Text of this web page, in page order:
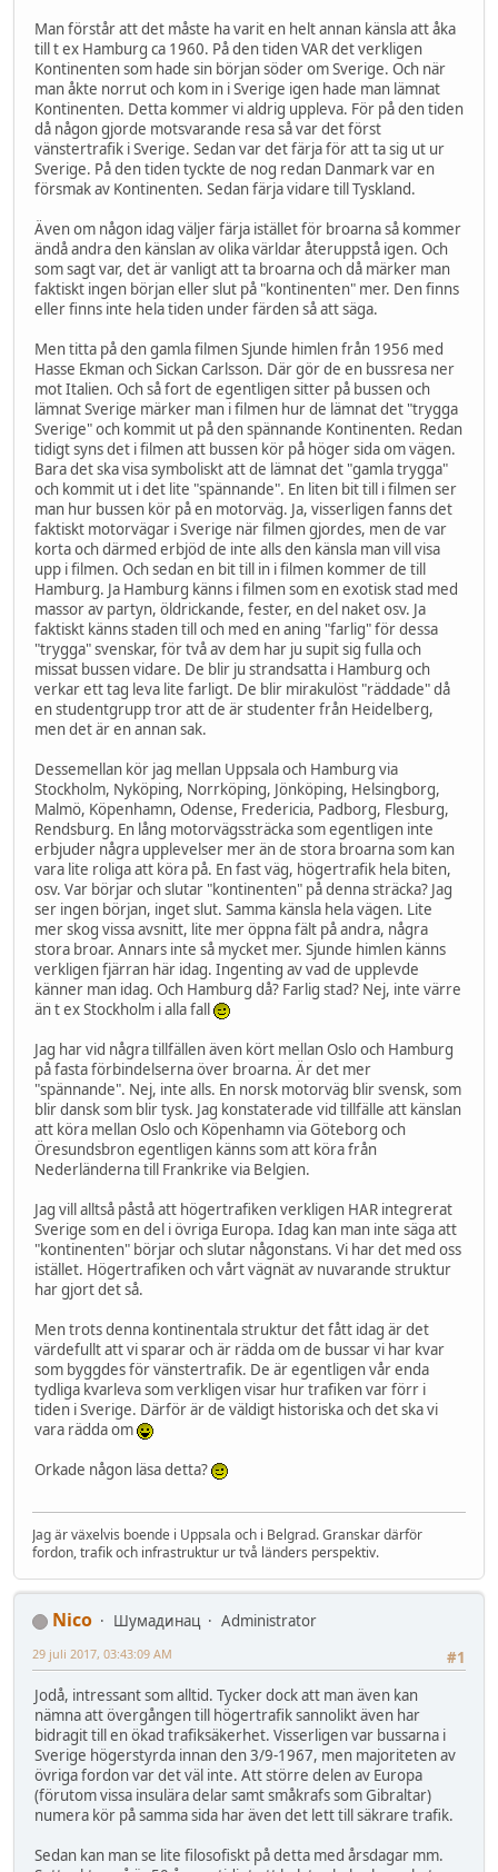
Man förstår att det måste ha varit en helt annan känsla att åka
till t ex Hamburg ca 1960. På den tiden VAR det verkligen
Kontinenten som hade sin början söder om Sverige. Och när
man åkte norrut och kom in i Sverige igen hade man lämnat
Kontinenten. Detta kommer vi aldrig uppleva. För på den tiden
då någon gjorde motsvarande resa så var det först
vänstertrafik i Sverige. Sedan var det färja för att ta sig ut ur
Sverige. På den tiden tyckte de nog redan Danmark var en
försmak av Kontinenten. Sedan färja vidare till Tyskland.
Även om någon idag väljer färja istället för broarna så kommer
ändå andra den känslan av olika världar återuppstå igen. Och
som sagt var, det är vanligt att ta broarna och då märker man
faktiskt ingen början eller slut på "kontinenten" mer. Den finns
eller finns inte hela tiden under färden så att säga.
Men titta på den gamla filmen Sjunde himlen från 1956 med
Hasse Ekman och Sickan Carlsson. Där gör de en bussresa ner
mot Italien. Och så fort de egentligen sitter på bussen och
lämnat Sverige märker man i filmen hur de lämnat det "trygga
Sverige" och kommit ut på den spännande Kontinenten. Redan
tidigt syns det i filmen att bussen kör på höger sida om vägen.
Bara det ska visa symboliskt att de lämnat det "gamla trygga"
och kommit ut i det lite "spännande". En liten bit till i filmen ser
man hur bussen kör på en motorväg. Ja, visserligen fanns det
faktiskt motorvägar i Sverige när filmen gjordes, men de var
korta och därmed erbjöd de inte alls den känsla man vill visa
upp i filmen. Och sedan en bit till in i filmen kommer de till
Hamburg. Ja Hamburg känns i filmen som en exotisk stad med
massor av partyn, öldrickande, fester, en del naket osv. Ja
faktiskt känns staden till och med en aning "farlig" för dessa
"trygga" svenskar, för två av dem har ju supit sig fulla och
missat bussen vidare. De blir ju strandsatta i Hamburg och
verkar ett tag leva lite farligt. De blir mirakulöst "räddade" då
en studentgrupp tror att de är studenter från Heidelberg,
men det är en annan sak.
Dessemellan kör jag mellan Uppsala och Hamburg via
Stockholm, Nyköping, Norrköping, Jönköping, Helsingborg,
Malmö, Köpenhamn, Odense, Fredericia, Padborg, Flesburg,
Rendsburg. En lång motorvägssträcka som egentligen inte
erbjuder några upplevelser mer än de stora broarna som kan
vara lite roliga att köra på. En fast väg, högertrafik hela biten,
osv. Var börjar och slutar "kontinenten" på denna sträcka? Jag
ser ingen början, inget slut. Samma känsla hela vägen. Lite
mer skog vissa avsnitt, lite mer öppna fält på andra, några
stora broar. Annars inte så mycket mer. Sjunde himlen känns
verkligen fjärran här idag. Ingenting av vad de upplevde
känner man idag. Och Hamburg då? Farlig stad? Nej, inte värre
än t ex Stockholm i alla fall
Jag har vid några tillfällen även kört mellan Oslo och Hamburg
på fasta förbindelserna över broarna. Är det mer
"spännande". Nej, inte alls. En norsk motorväg blir svensk, som
blir dansk som blir tysk. Jag konstaterade vid tillfälle att känslan
att köra mellan Oslo och Köpenhamn via Göteborg och
Öresundsbron egentligen känns som att köra från
Nederländerna till Frankrike via Belgien.
Jag vill alltså påstå att högertrafiken verkligen HAR integrerat
Sverige som en del i övriga Europa. Idag kan man inte säga att
"kontinenten" börjar och slutar någonstans. Vi har det med oss
istället. Högertrafiken och vårt vägnät av nuvarande struktur
har gjort det så.
Men trots denna kontinentala struktur det fått idag är det
värdefullt att vi sparar och är rädda om de bussar vi har kvar
som byggdes för vänstertrafik. De är egentligen vår enda
tydliga kvarleva som verkligen visar hur trafiken var förr i
tiden i Sverige. Därför är de väldigt historiska och det ska vi
vara rädda om
Orkade någon läsa detta?
Jag är växelvis boende i Uppsala och i Belgrad. Granskar därför
fordon, trafik och infrastruktur ur två länders perspektiv.
Nico Шумадинац
Administrator
#1
29 juli 2017, 03:43:09 AM
Jodå, intressant som alltid. Tycker dock att man även kan
nämna att övergången till högertrafik sannolikt även har
bidragit till en ökad trafiksäkerhet. Visserligen var bussarna i
Sverige högerstyrda innan den 3/9-1967, men majoriteten av
övriga fordon var det väl inte. Att större delen av Europa
(förutom vissa insulära delar samt småkrafs som Gibraltar)
numera kör på samma sida har även det lett till säkrare trafik.
Sedan kan man se lite filosofiskt på detta med årsdagar mm.